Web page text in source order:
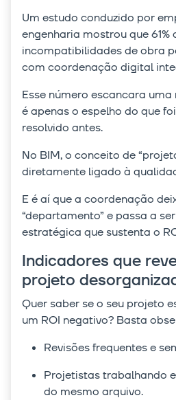
Um estudo conduzido por
engenharia mostrou que 61%
incompatibilidades de obra
com coordenação digital
Esse número escancara
é apenas o espelho do que
resolvido antes.
No BIM, o conceito de
diretamente ligado à
E é aí que a coordenação
“departamento” e passa a
estratégica que sustenta o
Indicadores que
projeto
Quer saber se o seu projeto
um ROI negativo? Basta
Revisões frequentes e
Projetistas trabalhando
do mesmo arquivo.